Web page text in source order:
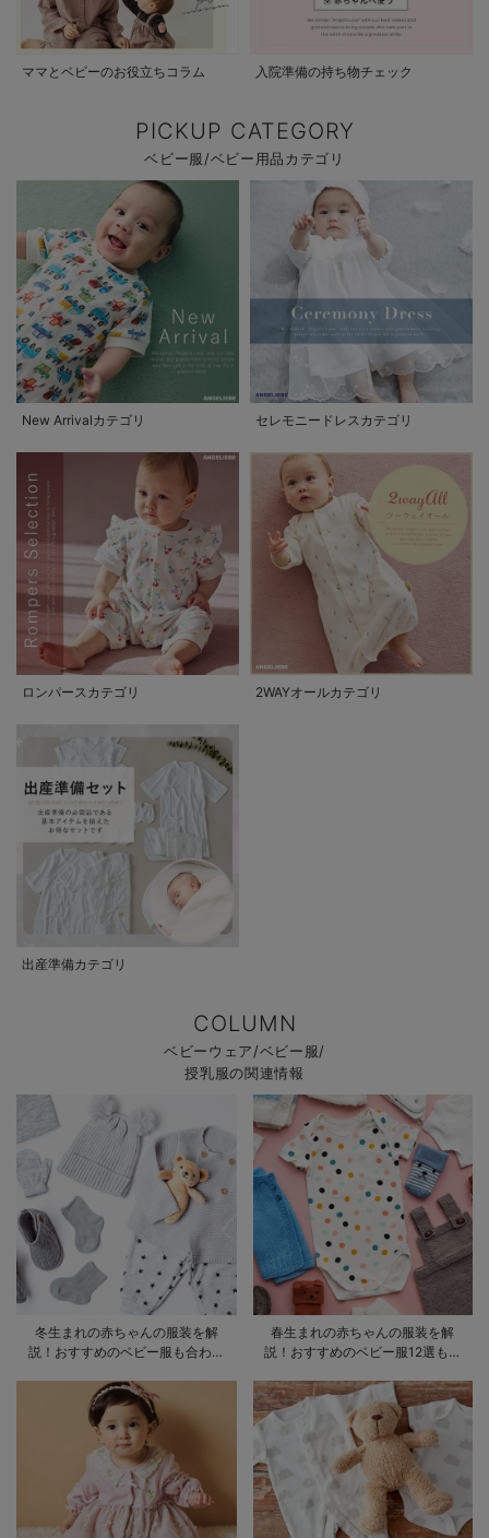
ママとベビーのお役立ちコラム 入院準備の持ち物チェック
PICKUP CATEGORY
ベビー服/ベビー用品カテゴリ
New Arrivalカテゴリ セレモニードレスカテゴリ
ロンパースカテゴリ 2WAYオールカテゴリ
出産準備カテゴリ
COLUMN
ベビーウェア/ベビー服/
授乳服の関連情報
冬生まれの赤ちゃんの服装を解
説！おすすめのベビー服も合わせ
春生まれの赤ちゃんの服装を解
説！おすすめのベビー服12選も合